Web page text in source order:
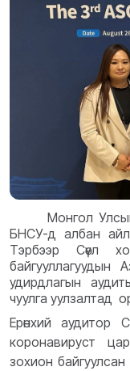
Монгол
БНСУ-д албан
Тэрбээр Сөүл
байгууллагуудын
удирдлагын
чуулга уулзалтад
Ерөнхий аудитор
коронавируст
зохион